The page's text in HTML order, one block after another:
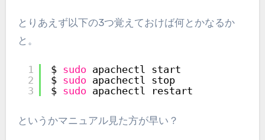
とりあえず以下の3つ覚えておけば何とかなるか
と。
1
2
3
$ sudo apachectl start
$ sudo apachectl stop
$ sudo apachectl restart
というかマニュアル見た方が早い？